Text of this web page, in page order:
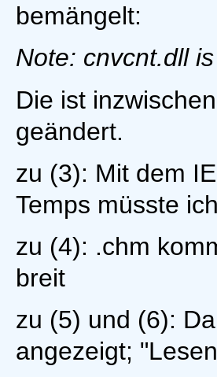
bemängelt:
Note: cnvcnt.dll
Die ist
geändert.
zu (3): Mit dem
Temps müsste
zu (4): .chm
breit
zu (5) und (6):
angezeigt;